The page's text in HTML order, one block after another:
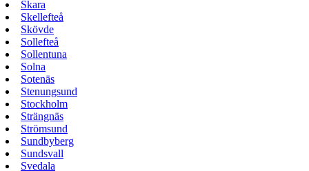
Skara
Skellefteå
Skövde
Sollefteå
Sollentuna
Solna
Sotenäs
Stenungsund
Stockholm
Strängnäs
Strömsund
Sundbyberg
Sundsvall
Svedala